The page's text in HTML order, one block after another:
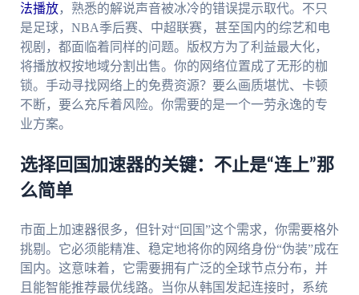
法播放，熟悉的解说声音被冰冷的错误提示取代。不只
是足球，NBA季后赛、中超联赛，甚至国内的综艺和电
视剧，都面临着同样的问题。版权方为了利益最大化，
将播放权按地域分割出售。你的网络位置成了无形的枷
锁。手动寻找网络上的免费资源？要么画质堪忧、卡顿
不断，要么充斥着风险。你需要的是一个一劳永逸的专
业方案。
选择回国加速器的关键：不止是“连上”那
么简单
市面上加速器很多，但针对“回国”这个需求，你需要格外
挑剔。它必须能精准、稳定地将你的网络身份“伪装”成在
国内。这意味着，它需要拥有广泛的全球节点分布，并
且能智能推荐最优线路。当你从韩国发起连接时，系统